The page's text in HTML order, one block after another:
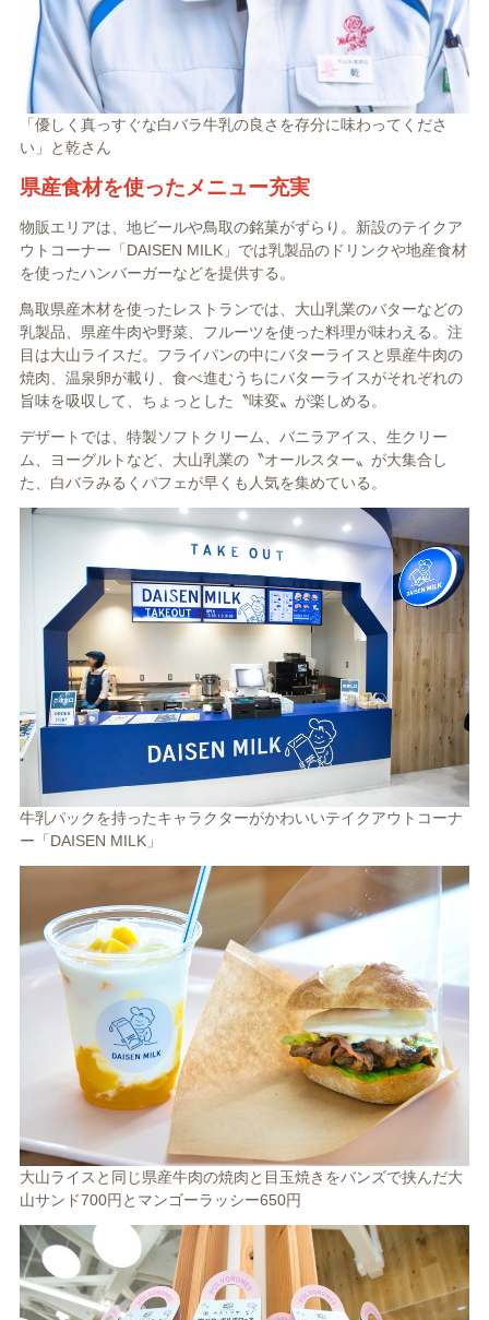
「優しく真っすぐな白バラ牛乳の良さを存分に味わってくださ
い」と乾さん
県産食材を使ったメニュー充実
物販エリアは、地ビールや鳥取の銘菓がずらり。新設のテイクア
ウトコーナー「DAISEN MILK」では乳製品のドリンクや地産食材
を使ったハンバーガーなどを提供する。
鳥取県産木材を使ったレストランでは、大山乳業のバターなどの
乳製品、県産牛肉や野菜、フルーツを使った料理が味わえる。注
目は大山ライスだ。フライパンの中にバターライスと県産牛肉の
焼肉、温泉卵が載り、食べ進むうちにバターライスがそれぞれの
旨味を吸収して、ちょっとした〝味変〟が楽しめる。
デザートでは、特製ソフトクリーム、バニラアイス、生クリー
ム、ヨーグルトなど、大山乳業の〝オールスター〟が大集合し
た、白バラみるくパフェが早くも人気を集めている。
牛乳パックを持ったキャラクターがかわいいテイクアウトコーナ
ー「DAISEN MILK」
大山ライスと同じ県産牛肉の焼肉と目玉焼きをバンズで挟んだ大
山サンド700円とマンゴーラッシー650円